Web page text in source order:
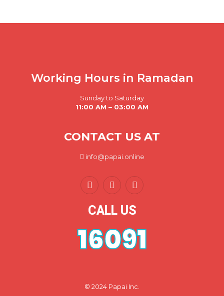
Working Hours in Ramadan
Sunday to Saturday
11:00 AM – 03:00 AM
CONTACT US AT
info@papai.online
CALL US
16091
© 2024 Papai Inc.